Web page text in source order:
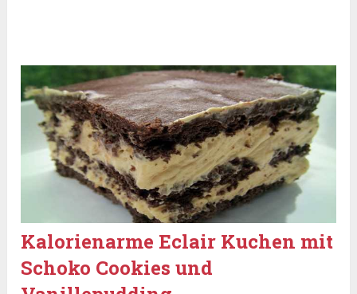
Kalorienarme Eclair Kuchen mit
Schoko Cookies und